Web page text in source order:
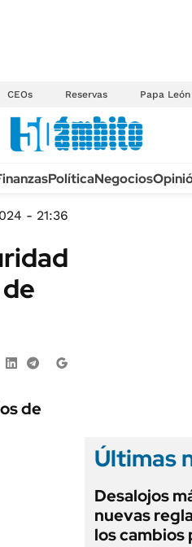
CEOs Reservas Papa León
GENERAL
PolíticaNegocios
- 21:36
de
Últimas
Desalojos
nuevas
los